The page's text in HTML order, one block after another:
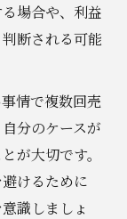
れる背景
夫集
を整理
須手順
ツと注意
のポイント
践例
場合や、利益
断される可能
情で複数回売
分のケースが
が大切です。
けるために
識しましょ